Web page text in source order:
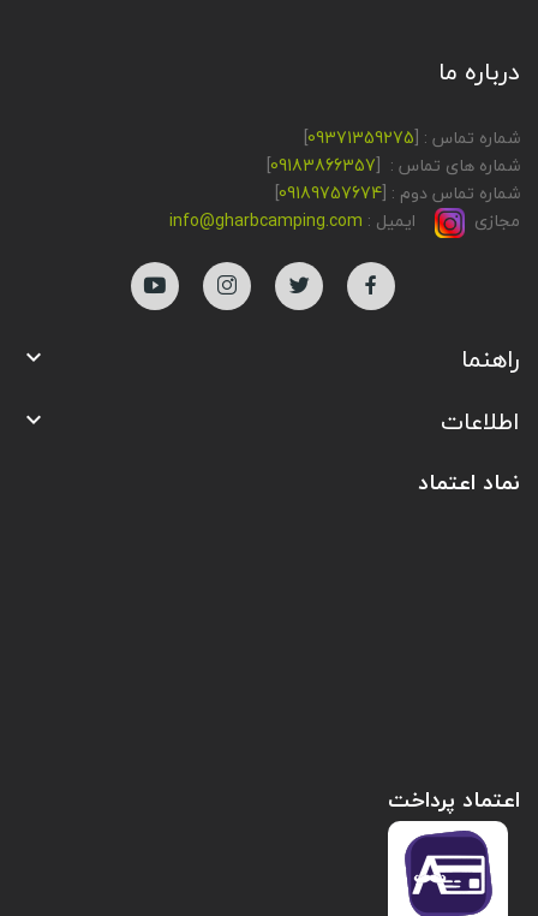
درباره ما
شماره تماس : [09371359275
]
شماره های تماس : [09183866357
]
شماره تماس دوم : [09189757674
]
مجازی
ایمیل : info@gharbcamping.com
راهنما 
اطلاعات 
نماد اعتماد
اعتماد پرداخت